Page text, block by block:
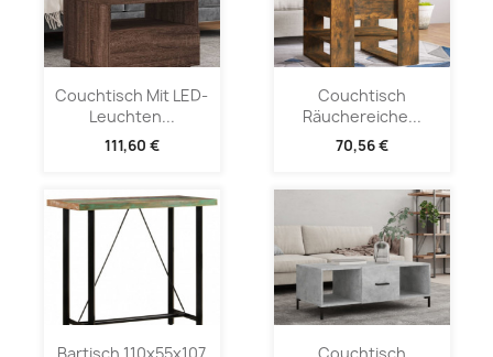
Couchtisch Mit LED-
Leuchten...
111,60 €
Couchtisch
Räuchereiche...
70,56 €